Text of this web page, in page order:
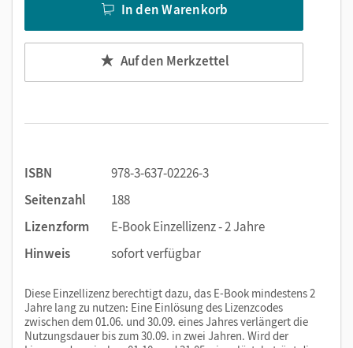
In den Warenkorb
Auf den Merkzettel
ISBN
978-3-637-02226-3
Seitenzahl
188
Lizenzform
E-Book Einzellizenz - 2 Jahre
Hinweis
sofort verfügbar
Diese Einzellizenz berechtigt dazu, das E-Book mindestens 2
Jahre lang zu nutzen: Eine Einlösung des Lizenzcodes
zwischen dem 01.06. und 30.09. eines Jahres verlängert die
Nutzungsdauer bis zum 30.09. in zwei Jahren. Wird der